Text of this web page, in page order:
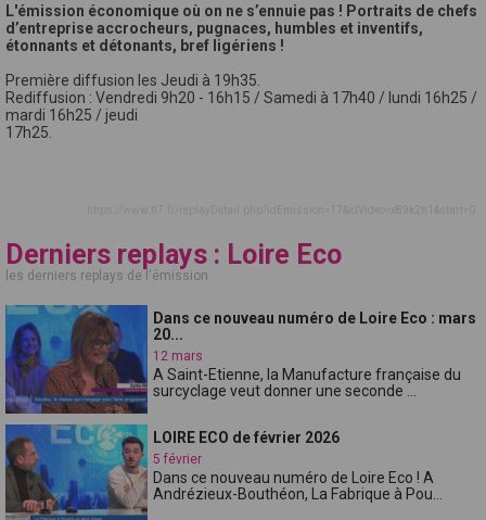
L'émission économique où on ne s’ennuie pas ! Portraits de chefs
d’entreprise accrocheurs, pugnaces, humbles et inventifs,
étonnants et détonants, bref ligériens !
Première diffusion les Jeudi à 19h35.
Rediffusion : Vendredi 9h20 - 16h15 / Samedi à 17h40 / lundi 16h25 /
mardi 16h25 / jeudi
17h25.
Derniers replays : Loire Eco
les derniers replays de l'émission
Dans ce nouveau numéro de Loire Eco : mars
20...
12 mars
A Saint-Etienne, la Manufacture française du
surcyclage veut donner une seconde ...
LOIRE ECO de février 2026
5 février
Dans ce nouveau numéro de Loire Eco ! A
Andrézieux-Bouthéon, La Fabrique à Pou...